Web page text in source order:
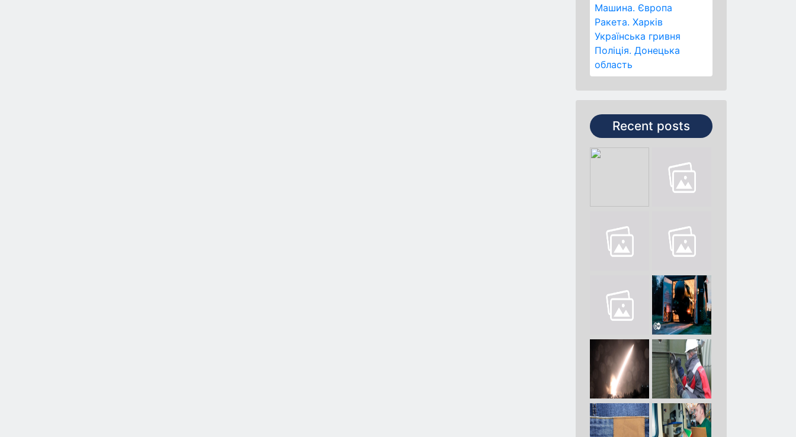
Машина. Європа
Ракета. Харків
Українська гривня
Поліція. Донецька
область
Recent posts